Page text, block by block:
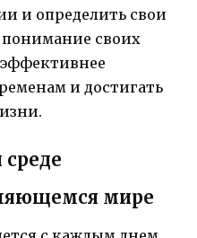
и определить свои
своих
и достигать
мире